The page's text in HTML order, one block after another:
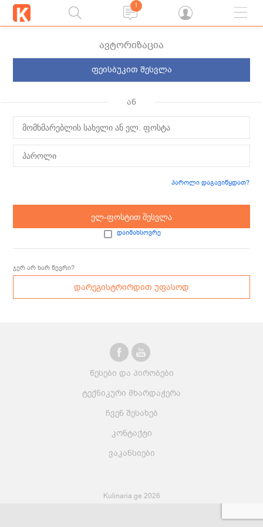
1
ავტორიზაცია
ფეისბუკით შესვლა
ან
პაროლი დაგავიწყდათ?
ელ-ფოსტით შესვლა
დაიმახსოვრე
ჯერ არ ხარ წევრი?
დარეგისტრირდით უფასოდ
ჩვენ შესახებ
კონტაქტი
ვაკანსიები
წესები და პირობები
ტექნიკური მხარდაჭერა
Kulinaria.ge 2026